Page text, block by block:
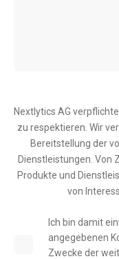
Nextlytics AG
zu respektieren. Wir
Bereitstellung der
Dienstleistungen. Von
Produkte und
von
Ich bin damit
angegebenen
Zwecke der